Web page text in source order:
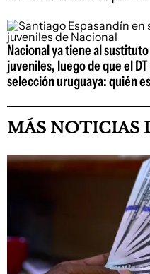
Nacional ya tiene al
juveniles, luego de que el
selección uruguaya: quién es
MÁS NOTICIAS